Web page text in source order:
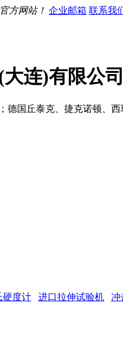
方网站！ 企业邮箱 联系我
连)有限公司
德国丘泰克、捷克诺顿、
硬度计 进口拉伸试验机 冲